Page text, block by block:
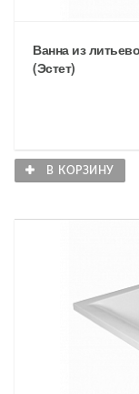
Ванна из
(Эстет)
В КОРЗИНУ